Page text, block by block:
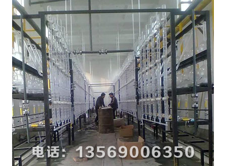
东北电子级硫酸提纯设备
东北石英玻璃硫酸提纯设备
- 东北天燃气加热石英玻璃硫酸提纯
设备
- 东北煤加热石英玻璃硫酸提纯设备
- 东北大型一拖二石英玻璃硫酸提纯
设备